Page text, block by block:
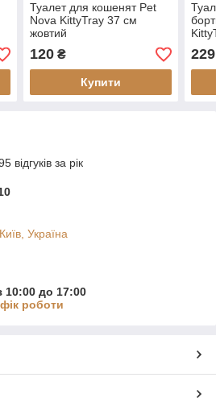
Туалет для кошенят Pet
Nova KittyTray 37 см
жовтий
120₴
Купити
229
відгуків за рік
Україна
10:00 до 17:00
роботи